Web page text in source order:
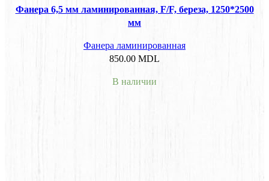
Фанера 6,5 мм ламинированная, F/F, береза, 1250*2500
мм
Фанера ламинированная
850.00 MDL
В наличии